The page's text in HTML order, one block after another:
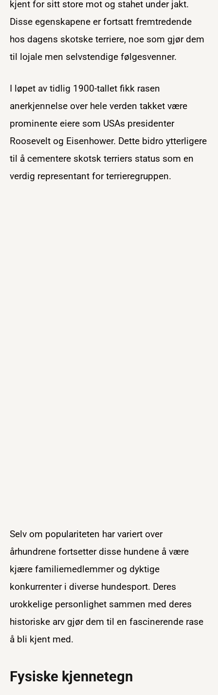
kjent for sitt store mot og stahet under jakt.
Disse egenskapene er fortsatt fremtredende
hos dagens skotske terriere, noe som gjør dem
til lojale men selvstendige følgesvenner.
I løpet av tidlig 1900-tallet fikk rasen
anerkjennelse over hele verden takket være
prominente eiere som USAs presidenter
Roosevelt og Eisenhower. Dette bidro ytterligere
til å cementere skotsk terriers status som en
verdig representant for terrieregruppen.
Selv om populariteten har variert over
århundrene fortsetter disse hundene å være
kjære familiemedlemmer og dyktige
konkurrenter i diverse hundesport. Deres
urokkelige personlighet sammen med deres
historiske arv gjør dem til en fascinerende rase
å bli kjent med.
Fysiske kjennetegn